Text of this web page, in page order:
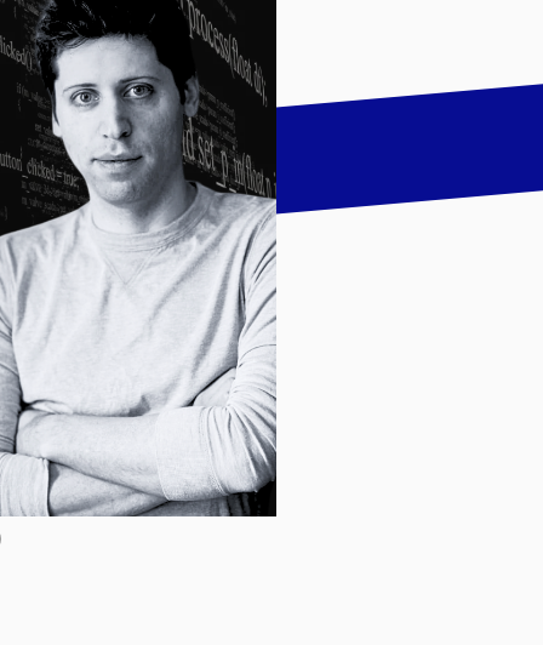
LinkedIn